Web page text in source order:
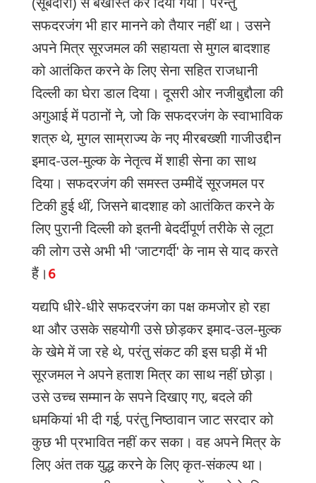
(सूबेदारी) से बर्खास्त कर दिया गया। परन्तु
सफदरजंग भी हार मानने को तैयार नहीं था। उसने
अपने मित्र सूरजमल की सहायता से मुगल बादशाह
को आतंकित करने के लिए सेना सहित राजधानी
दिल्ली का घेरा डाल दिया। दूसरी ओर नजीबुद्दौला की
अगुआई में पठानों ने, जो कि सफदरजंग के स्वाभाविक
शत्रु थे, मुगल साम्राज्य के नए मीरबख्शी गाजीउद्दीन
इमाद-उल-मुल्क के नेतृत्व में शाही सेना का साथ
दिया। सफदरजंग की समस्त उम्मीदें सूरजमल पर
टिकी हुई थीं, जिसने बादशाह को आतंकित करने के
लिए पुरानी दिल्ली को इतनी बेदर्दीपूर्ण तरीके से लूटा
की लोग उसे अभी भी 'जाटगर्दी' के नाम से याद करते
हैं।6
यद्यपि धीरे-धीरे सफदरजंग का पक्ष कमजोर हो रहा
था और उसके सहयोगी उसे छोड़कर इमाद-उल-मुल्क
के खेमे में जा रहे थे, परंतु संकट की इस घड़ी में भी
सूरजमल ने अपने हताश मित्र का साथ नहीं छोड़ा।
उसे उच्च सम्मान के सपने दिखाए गए, बदले की
धमकियां भी दी गई, परंतु निष्ठावान जाट सरदार को
कुछ भी प्रभावित नहीं कर सका। वह अपने मित्र के
लिए अंत तक युद्ध करने के लिए कृत-संकल्प था।